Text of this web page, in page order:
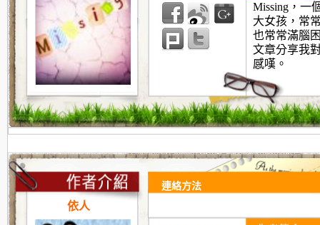
Missing，一
大女孩，常
也常常滿腦
文章分享我
感嘆。
依人
連絡方法